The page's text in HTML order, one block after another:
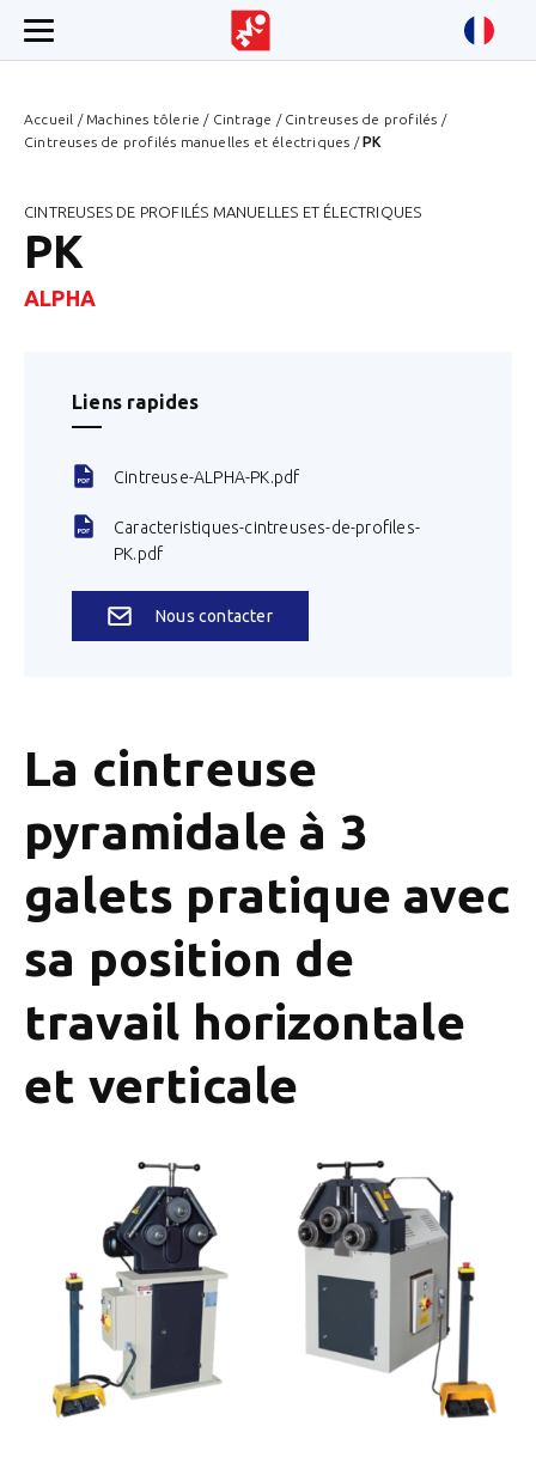
Accueil / Machines tôlerie / Cintrage / Cintreuses de profilés /
Cintreuses de profilés manuelles et électriques /PK
La cintreuse
pyramidale à 3
galets pratique avec
sa position de
travail horizontale
et verticale
CINTREUSES DE PROFILÉS MANUELLES ET ÉLECTRIQUES
PK
ALPHA
Liens rapides
Cintreuse-ALPHA-PK.pdf
Caracteristiques-cintreuses-de-profiles-
PK.pdf
Nous contacter